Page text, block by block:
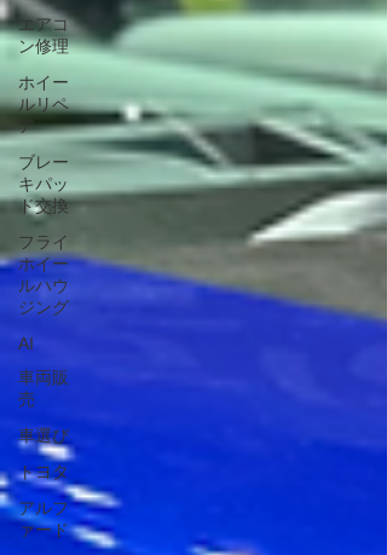
エアコ
ン修理
ホイー
ルリペ
ア
ブレー
キパッ
ド交換
フライ
ホイー
ルハウ
ジング
AI
車両販
売
車選び
トヨタ
アルフ
ァード